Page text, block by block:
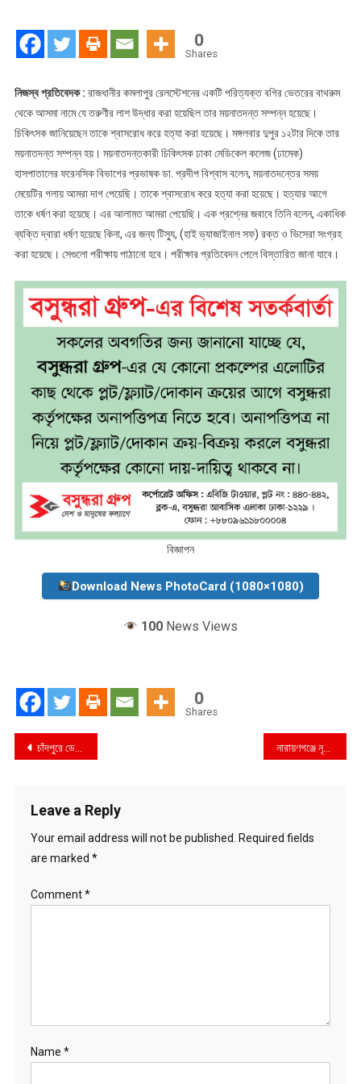
হত্যা
হয়
0
Shares
নিজস্ব প্রতিবেদক : রাজধানীর কমলাপুর রেলস্টেশনের একটি পরিত্যক্ত বগির ভেতরের বাথরুম
থেকে আসমা নামে যে তরুণীর লাশ উদ্ধার করা হয়েছিল তার ময়নাতদন্ত সম্পন্ন হয়েছে।
চিকিৎসক জানিয়েছেন তাকে শ্বাসরোধ করে হত্যা করা হয়েছে। মঙ্গলবার দুপুর ১২টার দিকে তার
ময়নাতদন্ত সম্পন্ন হয়। ময়নাতদন্তকারী চিকিৎসক ঢাকা মেডিকেল কলেজ (ঢামেক)
হাসপাতালের ফরেনসিক বিভাগের প্রভাষক ডা. প্রদীপ বিশ্বাস বলেন, ময়নাতদন্তের সময়
মেয়েটির গলায় আমরা দাগ পেয়েছি। তাকে শ্বাসরোধ করে হত্যা করা হয়েছে। হত্যার আগে
তাকে ধর্ষণ করা হয়েছে। এর আলামত আমরা পেয়েছি। এক প্রশ্নের জবাবে তিনি বলেন, একাধিক
ব্যক্তি দ্বারা ধর্ষণ হয়েছে কিনা, এর জন্য টিস্যু, (হাই ভ্যাজাইনাল সফ) রক্ত ও ভিসেরা সংগ্রহ
করা হয়েছে। সেগুলো পরীক্ষায় পাঠানো হবে। পরীক্ষার প্রতিবেদন পেলে বিস্তারিত জানা যাবে।
বিজ্ঞাপন
Download News PhotoCard (1080×1080)
100 News Views
0
Shares
Post
চাঁদপুরে ডেঙ্গু আক্রান্ত ৫৫১ জন নারায়ণগঞ্জে নৃত্য শিল্পীকে গণধর্ষণ, গ্রেফতার ৩
Leave a Reply
Your email address will not be published. Required fields
are marked *
Comment*
Name *